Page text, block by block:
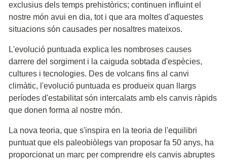
exclusius dels temps prehistòrics; continuen influint el
nostre món avui en dia, tot i que ara moltes d'aquestes
situacions són causades per nosaltres mateixos.
L'evolució puntuada explica les nombroses causes
darrere del sorgiment i la caiguda sobtada d'espècies,
cultures i tecnologies. Des de volcans fins al canvi
climàtic, l'evolució puntuada es produeix quan llargs
períodes d'estabilitat són intercalats amb els canvis ràpids
que donen forma al nostre món.
La nova teoria, que s'inspira en la teoria de l'equilibri
puntuat que els paleobiòlegs van proposar fa 50 anys, ha
proporcionat un marc per comprendre els canvis abruptes